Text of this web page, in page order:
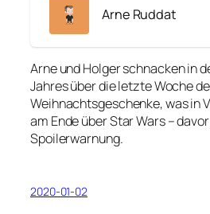
Arne Ruddat
Arne und Holger schnacken in
Jahres über die letzte Woche
Weihnachtsgeschenke, was in
am Ende über Star Wars –
Spoilerwarnung.
2020-01-02